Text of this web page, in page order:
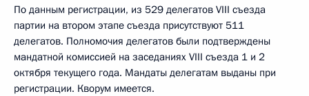
По данным регистрации, из 529 делегатов VIII съезда
партии на втором этапе съезда присутствуют 511
делегатов. Полномочия делегатов были подтверждены
мандатной комиссией на заседаниях VIII съезда 1 и 2
октября текущего года. Мандаты делегатам выданы при
регистрации. Кворум имеется.